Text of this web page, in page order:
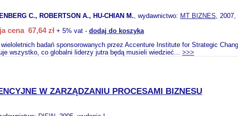
C., ROBERTSON A., HU-CHIAN M., wydawnictwo: MT BIZNES, 2007,
cena 67,64 zł + 5% vat - dodaj do koszyka
badań sponsorowanych przez Accenture Institute for Strategic
wszystko, co globalni liderzy jutra będą musieli wiedzieć... >>>
W ZARZĄDZANIU PROCESAMI BIZNESU